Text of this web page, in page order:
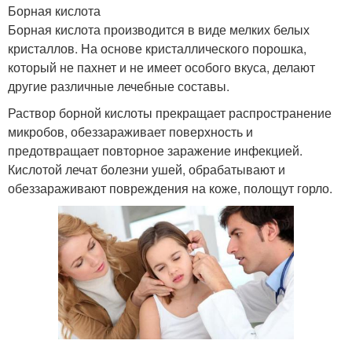
Борная кислота
Борная кислота производится в виде мелких белых
кристаллов. На основе кристаллического порошка,
который не пахнет и не имеет особого вкуса, делают
другие различные лечебные составы.
Раствор борной кислоты прекращает распространение
микробов, обеззараживает поверхность и
предотвращает повторное заражение инфекцией.
Кислотой лечат болезни ушей, обрабатывают и
обеззараживают повреждения на коже, полощут горло.